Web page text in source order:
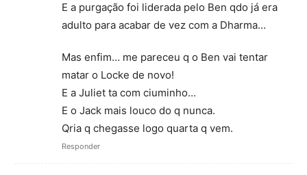
E a purgação foi liderada pelo Ben qdo já era
adulto para acabar de vez com a Dharma…
Mas enfim… me pareceu q o Ben vai tentar
matar o Locke de novo!
E a Juliet ta com ciuminho…
E o Jack mais louco do q nunca.
Qria q chegasse logo quarta q vem.
Responder